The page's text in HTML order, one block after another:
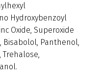
Hydroxybenzoyl
Oxide, Superoxide
Bisabolol, Panthenol,